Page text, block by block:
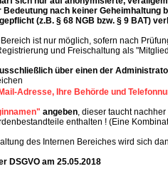
nach keiner Geheimhaltung
(z.B. § 68 NGB bzw. § 9 BAT)
ist nur möglich, sofern nach
und Freischaltung als
über einen der
Adresse, Ihre Behörde und
angeben, dieser taucht
enthalten ! (Eine
des Internen Bereiches wird sich
DSGVO am 25.05.2018